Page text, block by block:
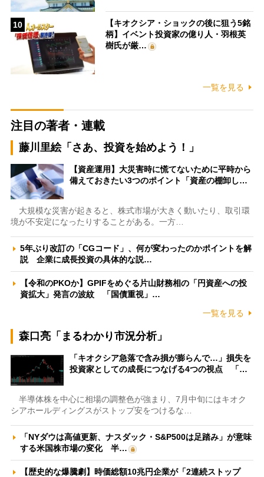
10
【キオクシア・ショックの後に狙う5銘
柄】イベント投資家の億り人・羽根英
樹氏が厳…
一覧を見る
注目の著者・連載
藤川里絵「さあ、投資を始めよう！」
【資産運用】大災害時に慌てないために平時から
備えておきたい3つのポイント「資産の棚卸し…
大規模な災害が起きると、株式市場が大きく動いたり、取引環
境が不安定になったりすることがある。一方…
5年ぶり改訂の「CGコード」、何が変わったのかポイントを解
説 企業に成長投資の具体的な説…
【令和のPKOか】GPIFをめぐる片山財務相の「円資産への投
資拡大」発言の波紋 「国債重視」…
一覧を見る
森口亮「まるわかり市況分析」
「キオクシア急落で含み損が膨らんで…」損失を
投資家としての成長につなげる4つの視点 「…
半導体株を中心に相場の調整色が強まり、7月中旬にはキオク
シアホールディングスがストップ安をつけるな…
「NYダウは高値更新、ナスダック・S&P500は足踏み」が意味
する米国株市場の変化 半…
【歴史的な爆騰劇】時価総額10兆円企業が「2連続ストップ